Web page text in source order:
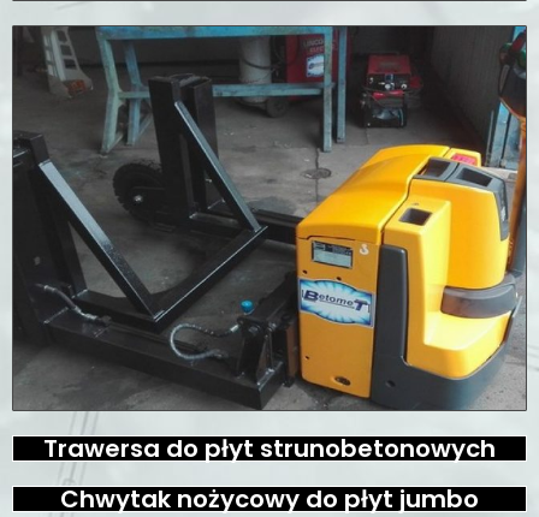
Trawersa do płyt strunobetonowych
Chwytak nożycowy do płyt jumbo